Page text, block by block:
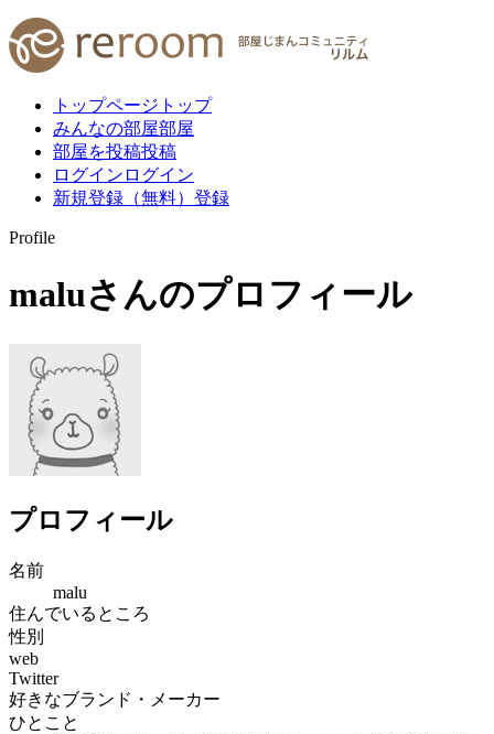
トップページ トップ
みんなの部屋部屋
部屋を投稿投稿
ログイン ログイン
新規登録（無料） 登録
Profile
maluさんのプロフィール
プロフィール
名前
malu
住んでいるところ
性別
web
Twitter
好きなブランド・メーカー
ひとこと